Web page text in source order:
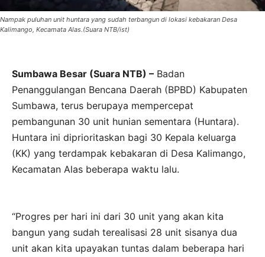
Nampak puluhan unit huntara yang sudah terbangun di lokasi kebakaran Desa
Kalimango, Kecamata Alas.(Suara NTB/ist)
Sumbawa Besar (Suara NTB) – Badan
Penanggulangan Bencana Daerah (BPBD) Kabupaten
Sumbawa, terus berupaya mempercepat
pembangunan 30 unit hunian sementara (Huntara).
Huntara ini diprioritaskan bagi 30 Kepala keluarga
(KK) yang terdampak kebakaran di Desa Kalimango,
Kecamatan Alas beberapa waktu lalu.
“Progres per hari ini dari 30 unit yang akan kita
bangun yang sudah terealisasi 28 unit sisanya dua
unit akan kita upayakan tuntas dalam beberapa hari